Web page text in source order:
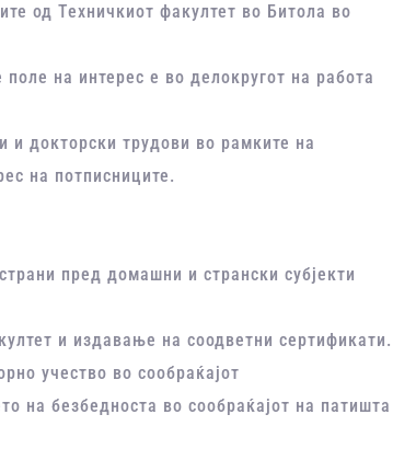
од Техничкиот факултет во Битола во
на интерес е во делокругот на работа
докторски трудови во рамките на
на потписниците.
пред домашни и странски субјекти
и издавање на соодветни сертификати.
учество во сообраќајот
на безбедноста во сообраќајот на патишта